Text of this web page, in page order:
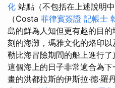
化 站點（不包括在上述說明
（Costa 菲律賓簽證 記帳士
島的鮮為人知但更有趣的目的
刻的海灘，瑪雅文化的烙印
勒比海冒險期間的船上進行了
這個海上的日子非常適合為
畫的洪都拉斯的伊斯拉·德·羅